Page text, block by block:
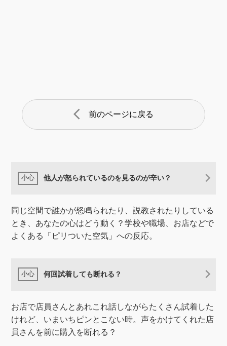
arrow_back_ios 前のページに戻る
他人が怒られているのを見るのが辛い？
同じ空間で誰かが怒鳴られたり、説教されたりしている
とき、あなたの心はどう動く？学校や職場、お店などで
よくある「ピリついた空気」への反応。
何回試着しても断れる？
お店で店員さんとあれこれ話しながらたくさん試着した
けれど、いまいちピンとこない時。声をかけてくれた店
員さんを前に購入を断れる？